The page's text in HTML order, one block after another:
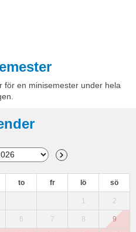
för en minisemester under hela
to fr lö sö
1 2
6 7 8 9